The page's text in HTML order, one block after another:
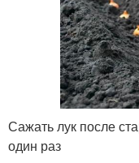
Сажать лук после
один раз